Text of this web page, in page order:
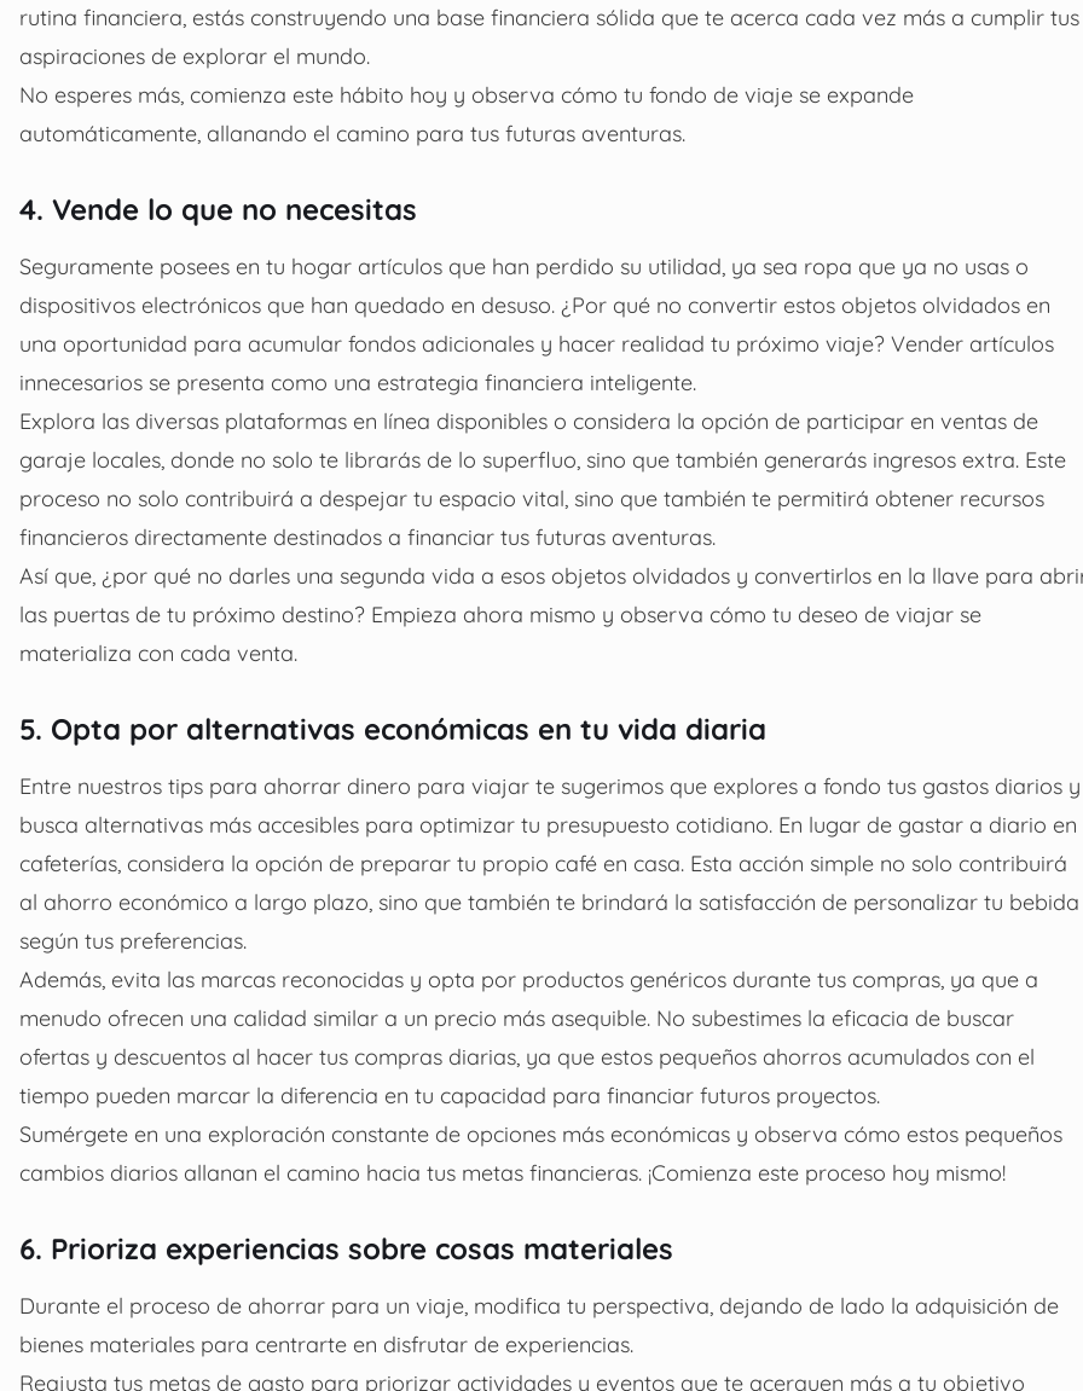
rutina financiera, estás construyendo una base financiera sólida que te acerca cada vez más a cumplir tus
aspiraciones de explorar el mundo.
No esperes más, comienza este hábito hoy y observa cómo tu fondo de viaje se expande
automáticamente, allanando el camino para tus futuras aventuras.
4. Vende lo que no necesitas
Seguramente posees en tu hogar artículos que han perdido su utilidad, ya sea ropa que ya no usas o
dispositivos electrónicos que han quedado en desuso. ¿Por qué no convertir estos objetos olvidados en
una oportunidad para acumular fondos adicionales y hacer realidad tu próximo viaje? Vender artículos
innecesarios se presenta como una estrategia financiera inteligente.
Explora las diversas plataformas en línea disponibles o considera la opción de participar en ventas de
garaje locales, donde no solo te librarás de lo superfluo, sino que también generarás ingresos extra. Este
proceso no solo contribuirá a despejar tu espacio vital, sino que también te permitirá obtener recursos
financieros directamente destinados a financiar tus futuras aventuras.
Así que, ¿por qué no darles una segunda vida a esos objetos olvidados y convertirlos en la llave para
las puertas de tu próximo destino? Empieza ahora mismo y observa cómo tu deseo de viajar se
materializa con cada venta.
5. Opta por alternativas económicas en tu vida diaria
Entre nuestros tips para ahorrar dinero para viajar te sugerimos que explores a fondo tus gastos diarios y
busca alternativas más accesibles para optimizar tu presupuesto cotidiano. En lugar de gastar a diario en
cafeterías, considera la opción de preparar tu propio café en casa. Esta acción simple no solo contribuirá
al ahorro económico a largo plazo, sino que también te brindará la satisfacción de personalizar tu bebida
según tus preferencias.
Además, evita las marcas reconocidas y opta por productos genéricos durante tus compras, ya que a
menudo ofrecen una calidad similar a un precio más asequible. No subestimes la eficacia de buscar
ofertas y descuentos al hacer tus compras diarias, ya que estos pequeños ahorros acumulados con el
tiempo pueden marcar la diferencia en tu capacidad para financiar futuros proyectos.
Sumérgete en una exploración constante de opciones más económicas y observa cómo estos pequeños
cambios diarios allanan el camino hacia tus metas financieras. ¡Comienza este proceso hoy mismo!
6. Prioriza experiencias sobre cosas materiales
Durante el proceso de ahorrar para un viaje , modifica tu perspectiva, dejando de lado la adquisición de
bienes materiales para centrarte en disfrutar de experiencias.
Reajusta tus metas de gasto para priorizar actividades y eventos que te acerquen más a tu objetivo